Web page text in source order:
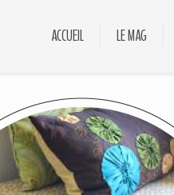
ACCUEIL LE MAG